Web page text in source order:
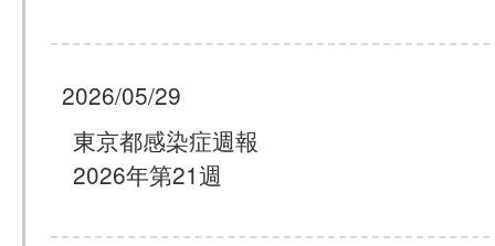
2026/05/29
東京都感染症週報
2026年第21週